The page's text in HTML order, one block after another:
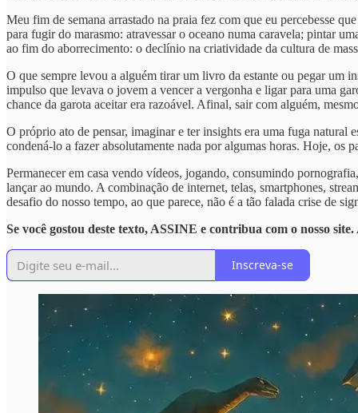
Meu fim de semana arrastado na praia fez com que eu percebesse
para fugir do marasmo: atravessar o oceano numa caravela; pintar
ao fim do aborrecimento: o declínio na criatividade da cultura de
O que sempre levou a alguém tirar um livro da estante ou pegar um
impulso que levava o jovem a vencer a vergonha e ligar para uma
chance da garota aceitar era razoável. Afinal, sair com alguém,
O próprio ato de pensar, imaginar e ter insights era uma fuga natural
condená-lo a fazer absolutamente nada por algumas horas. Hoje, os
Permanecer em casa vendo vídeos, jogando, consumindo
lançar ao mundo. A combinação de internet, telas, smartphones,
desafio do nosso tempo, ao que parece, não é a tão falada crise de
Se você gostou deste texto, ASSINE e contribua com o nosso
Inscreva-se